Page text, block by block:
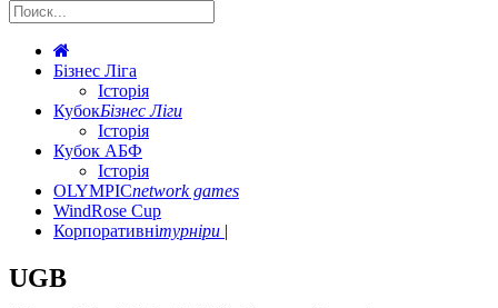
Бізнес Ліга
Історія
КубокБізнес Ліги
Історія
Кубок АБФ
Історія
OLYMPICnetwork games
WindRose Cup
Корпоративнітурніри
UGB